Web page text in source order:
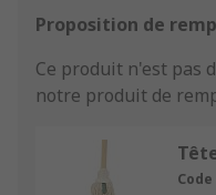
Proposition de
Ce produit n'est pas
notre produit de